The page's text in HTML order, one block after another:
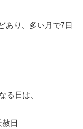
あり、多い月で7日
る日は、
日